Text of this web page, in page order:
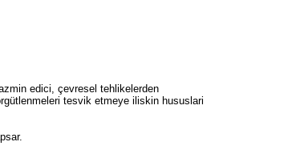
edici, çevresel tehlikelerden
tesvik etmeye iliskin hususlari